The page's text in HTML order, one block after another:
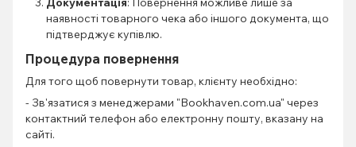
наявності товарного чека або іншого документа, що
підтверджує купівлю.
Процедура повернення
Для того щоб повернути товар, клієнту необхідно:
- Зв'язатися з менеджерами "Bookhaven.com.ua" через
контактний телефон або електронну пошту, вказану на
сайті.